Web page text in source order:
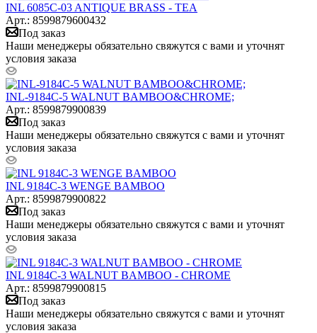
INL 6085C-03 ANTIQUE BRASS - TEA
Арт.: 8599879600432
Под заказ
Наши менеджеры обязательно свяжутся с вами и уточнят
условия заказа
INL-9184C-5 WALNUT BAMBOO&CHROME;
Арт.: 8599879900839
Под заказ
Наши менеджеры обязательно свяжутся с вами и уточнят
условия заказа
INL 9184C-3 WENGE BAMBOO
Арт.: 8599879900822
Под заказ
Наши менеджеры обязательно свяжутся с вами и уточнят
условия заказа
INL 9184C-3 WALNUT BAMBOO - CHROME
Арт.: 8599879900815
Под заказ
Наши менеджеры обязательно свяжутся с вами и уточнят
условия заказа